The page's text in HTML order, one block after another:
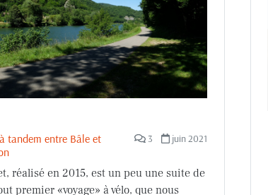
3 juin 2021
tandem entre Bâle et
réalisé en 2015, est un peu une suite de
premier «voyage» à vélo, que nous